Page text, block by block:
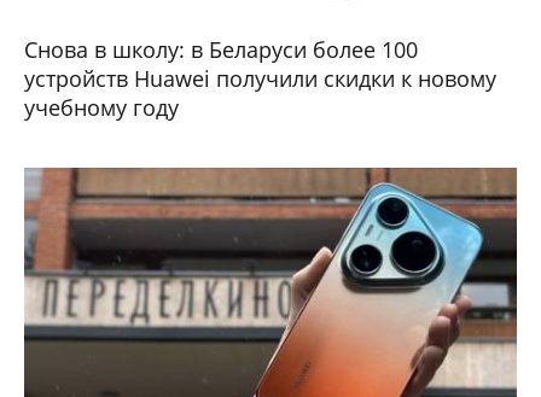
Снова в школу: в Беларуси более 100
устройств Huawei получили скидки к новому
учебному году